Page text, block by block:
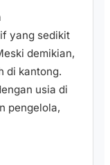
yang sedikit
demikian,
di kantong.
usia di
pengelola,